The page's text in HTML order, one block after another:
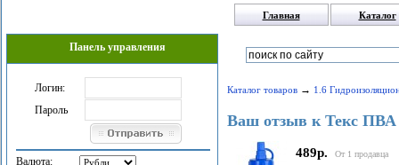
Главная Каталог
Панель управления
Логин:
Пароль
Валюта:
Каталог товаров→ 1.6
Ваш отзыв к Текс ПВА
489р. От 1 продавца